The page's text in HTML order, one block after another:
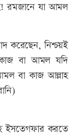
রমজানে যা আমল
করেছেন, নিশ্চয়ই
বা আমল যদি
বা কাজ আল্লাহ
ইসতেগফার করতে